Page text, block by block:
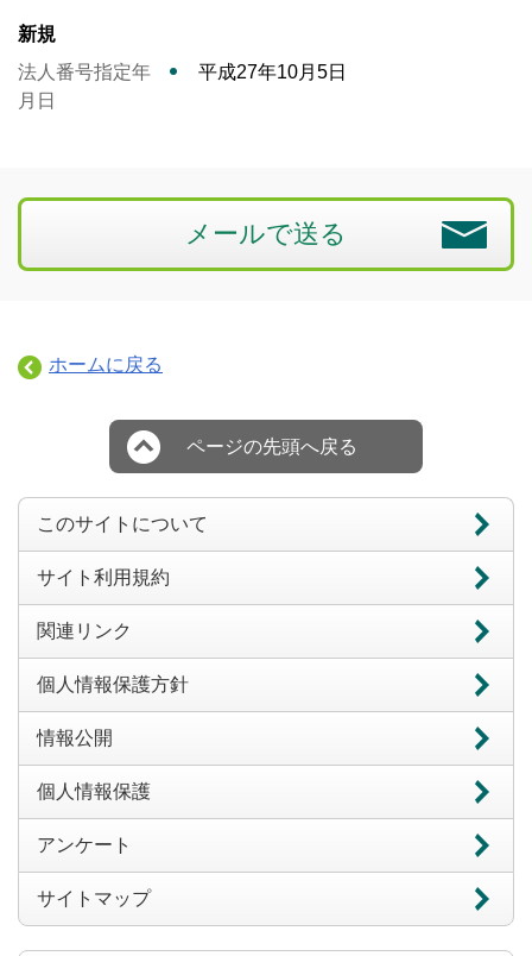
新規
法人番号指定年
月日
平成27年10月5日
メールで送る
ホームに戻る
ページの先頭へ戻る
このサイトについて
サイト利用規約
関連リンク
個人情報保護方針
情報公開
個人情報保護
アンケート
サイトマップ